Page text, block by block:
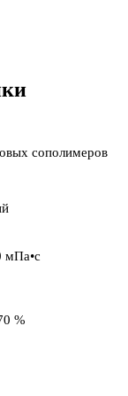
сополимеров
мПа•с
%